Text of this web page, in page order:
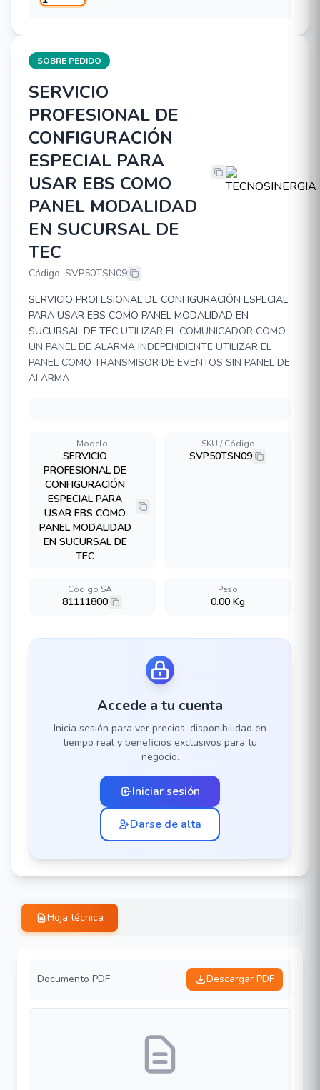
SOBRE PEDIDO
TECNOSINERGIA SERVICIO
SERVICIO
PROFESIONAL DE
CONFIGURACIÓN
ESPECIAL PARA
USAR EBS COMO
PANEL MODALIDAD
EN SUCURSAL DE
TEC
Código: SVP50TSN09
SERVICIO PROFESIONAL DE CONFIGURACIÓN ESPECIAL
PARA USAR EBS COMO PANEL MODALIDAD EN
SUCURSAL DE TEC UTILIZAR EL COMUNICADOR COMO
UN PANEL DE ALARMA INDEPENDIENTE UTILIZAR EL
PANEL COMO TRANSMISOR DE EVENTOS SIN PANEL DE
ALARMA
Modelo
SERVICIO
PROFESIONAL DE
CONFIGURACIÓN
ESPECIAL PARA
USAR EBS COMO
PANEL MODALIDAD
EN SUCURSAL DE
TEC
SKU / Código
SVP50TSN09
Código SAT
81111800
Peso
0.00 Kg
Accede a tu cuenta
Inicia sesión para ver precios, disponibilidad en
tiempo real y beneficios exclusivos para tu
negocio.
Iniciar sesión
Darse de alta
Hoja técnica
Documento PDF Descargar PDF